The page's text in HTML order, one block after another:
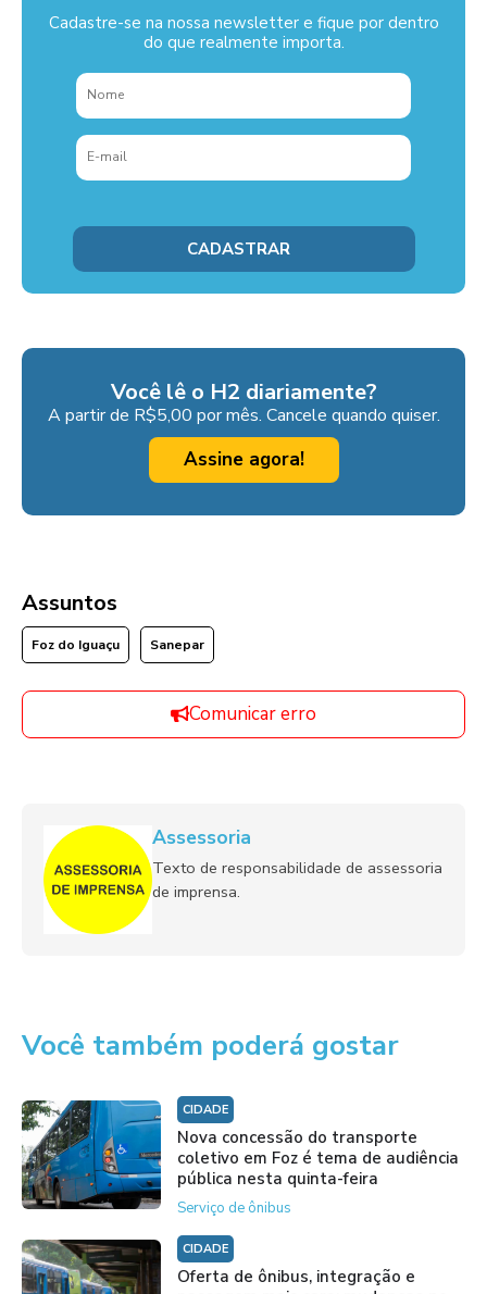
Cadastre-se na nossa newsletter e fique por dentro
do que realmente importa.
Você lê o H2 diariamente?
A partir de R$5,00 por mês. Cancele quando quiser.
Assine agora!
Assuntos
Foz do Iguaçu Sanepar
Comunicar erro
Assessoria
Texto de responsabilidade de assessoria
de imprensa.
Você também poderá gostar
CIDADE
Nova concessão do transporte
coletivo em Foz é tema de audiência
pública nesta quinta-feira
Serviço de ônibus
CIDADE
Oferta de ônibus, integração e